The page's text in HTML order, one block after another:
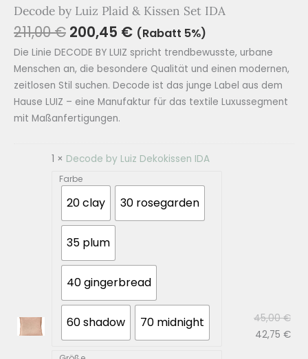
Decode by Luiz Plaid & Kissen Set IDA
211,00€ 200,45 € (Rabatt 5%)
Die Linie DECODE BY LUIZ spricht trendbewusste, urbane
Menschen an, die besondere Qualität und einen modernen,
zeitlosen Stil suchen. Decode ist das junge Label aus dem
Hause LUIZ – eine Manufaktur für das textile Luxussegment
mit Maßanfertigungen.
1 × Decode by Luiz Dekokissen IDA
Farbe
20 clay 30 rosegarden
35 plum
40 gingerbread
60 shadow 70 midnight 45,00€
42,75 €